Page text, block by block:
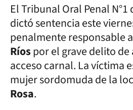
El Tribunal Oral Penal N°1
dictó sentencia este
penalmente responsable a
Ríospor el grave delito
acceso carnal. La víctima
mujer sordomuda de la
Rosa.